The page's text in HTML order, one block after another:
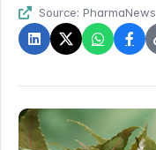
Source: PharmaNews